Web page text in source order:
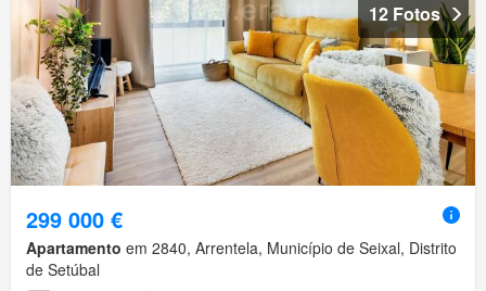
12 Fotos
299 000 €
Apartamento em 2840, Arrentela, Município de Seixal, Distrito
de Setúbal